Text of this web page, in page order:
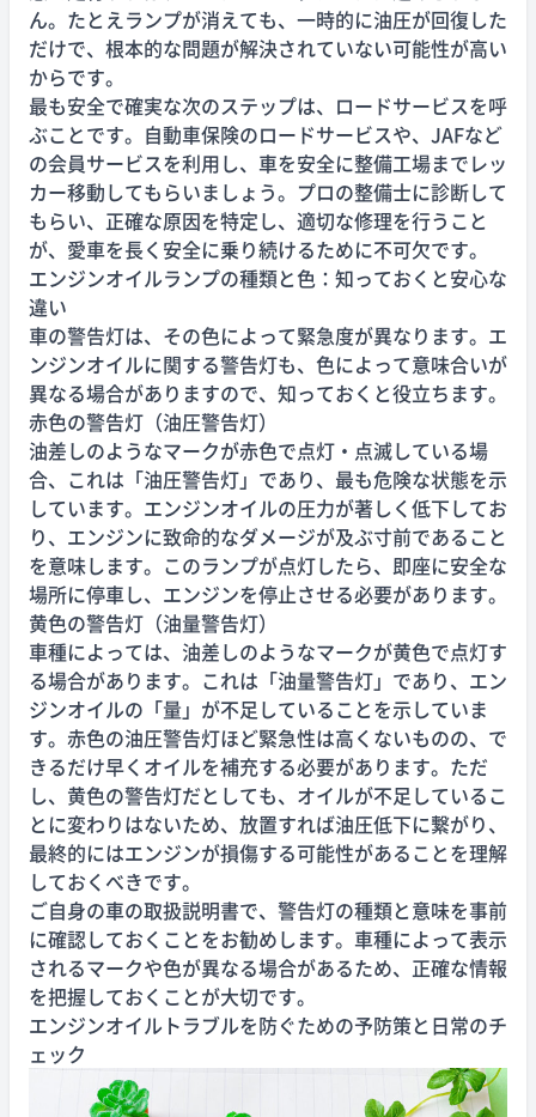
ん。たとえランプが消えても、一時的に油圧が回復した
だけで、根本的な問題が解決されていない可能性が高い
からです。
最も安全で確実な次のステップは、ロードサービスを呼
ぶことです。自動車保険のロードサービスや、JAFなど
の会員サービスを利用し、車を安全に整備工場までレッ
カー移動してもらいましょう。プロの整備士に診断して
もらい、正確な原因を特定し、適切な修理を行うこと
が、愛車を長く安全に乗り続けるために不可欠です。
エンジンオイルランプの種類と色：知っておくと安心な
違い
車の警告灯は、その色によって緊急度が異なります。エ
ンジンオイルに関する警告灯も、色によって意味合いが
異なる場合がありますので、知っておくと役立ちます。
赤色の警告灯（油圧警告灯）
油差しのようなマークが赤色で点灯・点滅している場
合、これは「油圧警告灯」であり、最も危険な状態を示
しています。エンジンオイルの圧力が著しく低下してお
り、エンジンに致命的なダメージが及ぶ寸前であること
を意味します。このランプが点灯したら、即座に安全な
場所に停車し、エンジンを停止させる必要があります。
黄色の警告灯（油量警告灯）
車種によっては、油差しのようなマークが黄色で点灯す
る場合があります。これは「油量警告灯」であり、エン
ジンオイルの「量」が不足していることを示していま
す。赤色の油圧警告灯ほど緊急性は高くないものの、で
きるだけ早くオイルを補充する必要があります。ただ
し、黄色の警告灯だとしても、オイルが不足しているこ
とに変わりはないため、放置すれば油圧低下に繋がり、
最終的にはエンジンが損傷する可能性があることを理解
しておくべきです。
ご自身の車の取扱説明書で、警告灯の種類と意味を事前
に確認しておくことをお勧めします。車種によって表示
されるマークや色が異なる場合があるため、正確な情報
を把握しておくことが大切です。
エンジンオイルトラブルを防ぐための予防策と日常のチ
ェック